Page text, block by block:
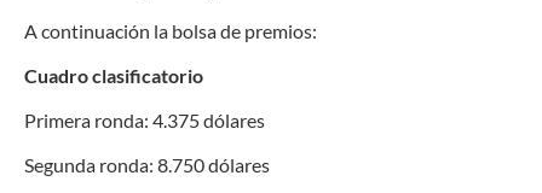
A continuación la bolsa de premios:
Cuadro clasificatorio
Primera ronda: 4.375 dólares
Segunda ronda: 8.750 dólares